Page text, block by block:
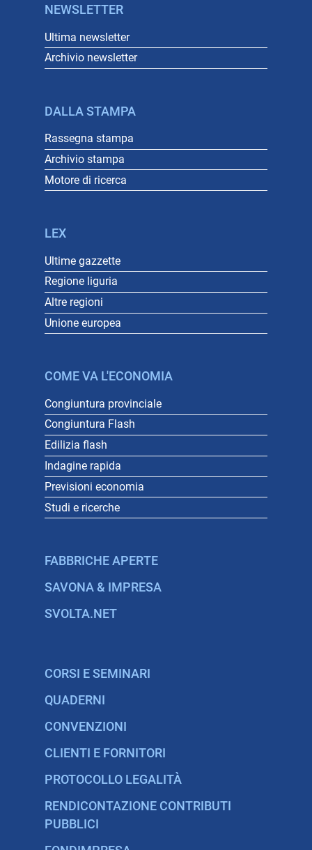
NEWSLETTER
Ultima newsletter
Archivio newsletter
DALLA STAMPA
Rassegna stampa
Archivio stampa
Motore di ricerca
LEX
Ultime gazzette
Regione liguria
Altre regioni
Unione europea
COME VA L'ECONOMIA
Congiuntura provinciale
Congiuntura Flash
Edilizia flash
Indagine rapida
Previsioni economia
Studi e ricerche
FABBRICHE APERTE
SAVONA & IMPRESA
SVOLTA.NET
CORSI E SEMINARI
QUADERNI
CONVENZIONI
CLIENTI E FORNITORI
PROTOCOLLO LEGALITÀ
RENDICONTAZIONE CONTRIBUTI
PUBBLICI